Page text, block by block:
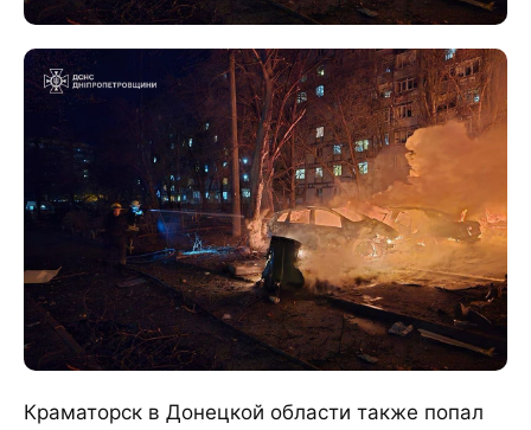
Краматорск в Донецкой области также попал